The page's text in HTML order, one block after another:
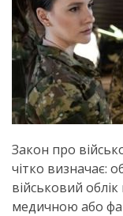
Закон про
чітко визначає:
військовий
медичною або